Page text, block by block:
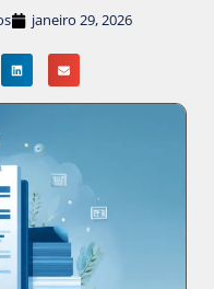
janeiro 29, 2026